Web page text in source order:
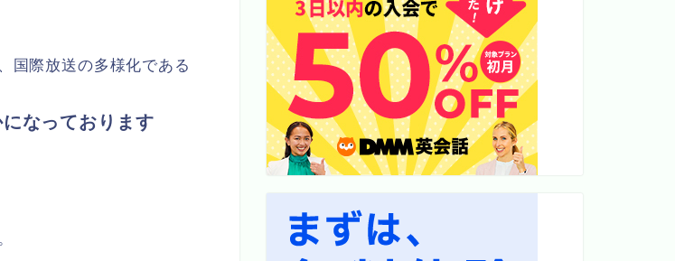
国際放送の多様化である
なっております